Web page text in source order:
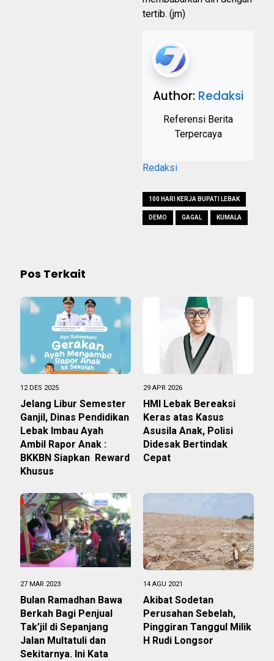
tertib. (jm)
Author: Redaksi
Referensi Berita
Terpercaya
Redaksi
100 HARI KERJA BUPATI LEBAK
DEMO GAGAL KUMALA
Pos Terkait
12 DES 2025
Jelang Libur Semester
Ganjil, Dinas Pendidikan
Lebak Imbau Ayah
Ambil Rapor Anak :
BKKBN Siapkan Reward
Khusus
29 APR 2026
HMI Lebak Bereaksi
Keras atas Kasus
Asusila Anak, Polisi
Didesak Bertindak
Cepat
27 MAR 2023
Bulan Ramadhan Bawa
Berkah Bagi Penjual
Tak’jil di Sepanjang
Jalan Multatuli dan
Sekitarnya. Ini Kata
14 AGU 2021
Akibat Sodetan
Perusahan Sebelah,
Pinggiran Tanggul Milik
H Rudi Longsor